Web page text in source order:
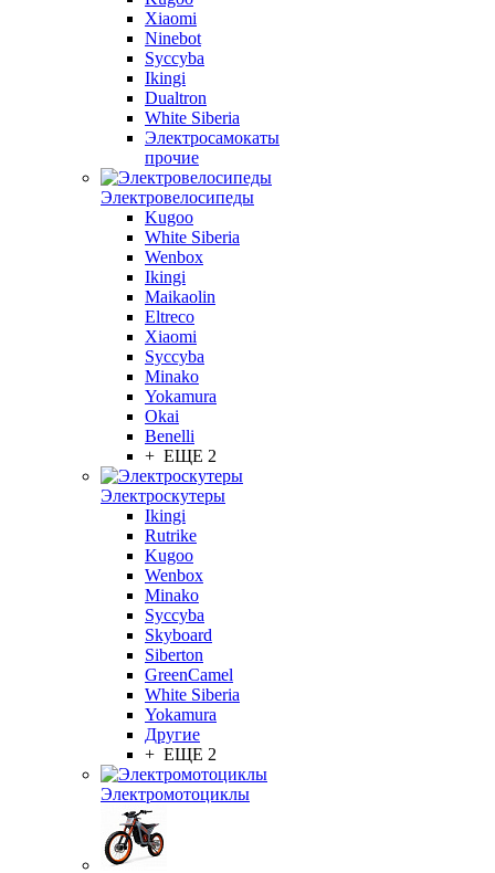
Xiaomi
Ninebot
Syccyba
Ikingi
Dualtron
White Siberia
Электросамокаты
прочие
Электровелосипеды
Kugoo
White Siberia
Wenbox
Ikingi
Maikaolin
Eltreco
Xiaomi
Syccyba
Minako
Yokamura
Okai
Benelli
+ ЕЩЕ 2
Электроскутеры
Ikingi
Rutrike
Kugoo
Wenbox
Minako
Syccyba
Skyboard
Siberton
GreenCamel
White Siberia
Yokamura
Другие
+ ЕЩЕ 2
Электромотоциклы